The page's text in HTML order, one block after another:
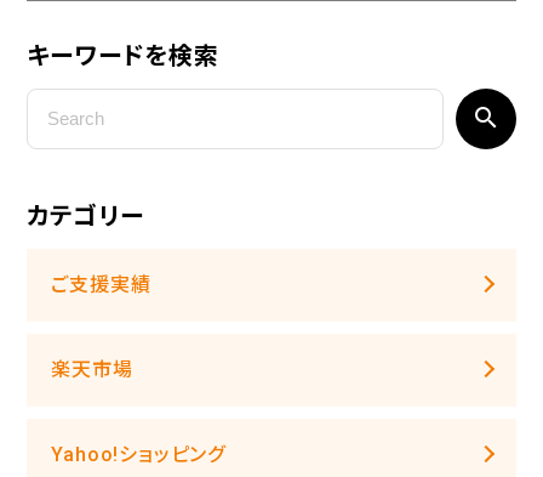
キーワードを検索
search
カテゴリー
ご支援実績
楽天市場
Yahoo!ショッピング